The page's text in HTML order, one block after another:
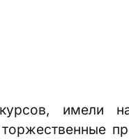
имели